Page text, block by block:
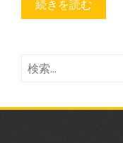
続きを読む
検